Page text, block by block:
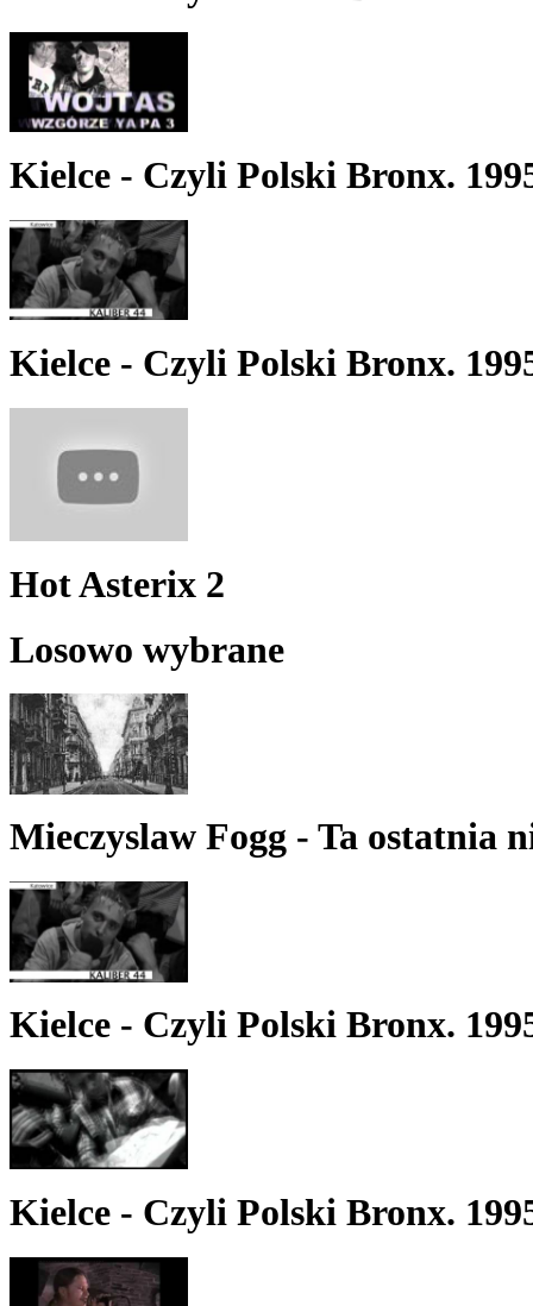
Kielce - Czyli Polski Bronx.
Kielce - Czyli Polski Bronx.
Hot Asterix 2
Losowo wybrane
Mieczyslaw Fogg - Ta ostatnia
Kielce - Czyli Polski Bronx.
Kielce - Czyli Polski Bronx.